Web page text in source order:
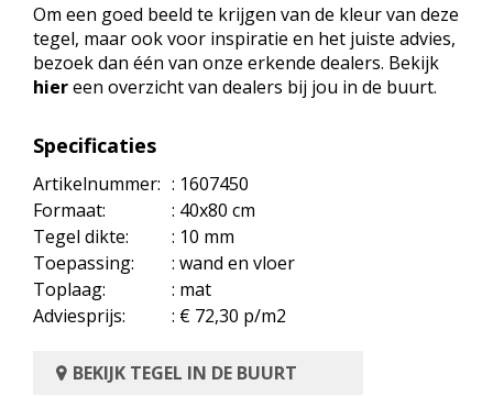
Om een goed beeld te krijgen van de kleur van deze
tegel, maar ook voor inspiratie en het juiste advies,
bezoek dan één van onze erkende dealers. Bekijk
hiereen overzicht van dealers bij jou in de buurt.
Specificaties
Artikelnummer: : 1607450
Formaat:
: 40x80 cm
Tegel dikte:
: 10 mm
Toepassing:
: wand en vloer
Toplaag:
: mat
Adviesprijs:
: € 72,30 p/m2
BEKIJK TEGEL IN DE BUURT